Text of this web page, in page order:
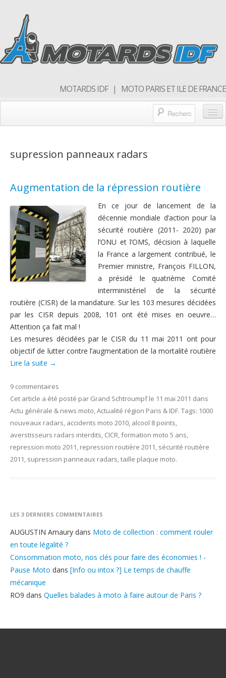
MOTARDS IDF | MOTO PARIS ET ILE DE FRANCE
Forum
Qui sommes nous
Rejoins nous
Nous contacter
supression panneaux radars
Augmentation de la répression routière
En ce jour de lancement de la
décennie mondiale d’action pour la
sécurité routière (2011- 2020) par
l’ONU et l’OMS, décision à laquelle
la France a largement contribué, le
Premier ministre, François FILLON,
a présidé le quatrième Comité
interministériel de la sécurité
routière (CISR) de la mandature. Sur les 103 mesures décidées
par les CISR depuis 2008, 101 ont été mises en oeuvre…
Attention ça fait mal !
Les mesures décidées par le CISR du 11 mai 2011 ont pour
objectif de lutter contre l’augmentation de la mortalité routière
Lire la suite →
9 commentaires
Cet article a été posté par Grand Schtroumpfle 11 mai 2011 dans
Actu générale & news moto,Actualité région Paris & IDF. Tags: 1000
nouveaux radars, accidents moto 2010, alcool 8 points,
averstisseurs radars interdits, CICR,formation moto 5 ans,
repression moto 2011, repression routière 2011, sécurité routière
2011, supression panneaux radars,taille plaque moto.
LES 3 DERNIERS COMMENTAIRES
AUGUSTIN Amaury dans Moto de collection : comment rouler
en toute légalité ?
Consommation moto, nos clés pour faire des économies ! -
Pause Moto dans [Info ou intox ?] Le temps de chauffe
mécanique
RO9 dans Quelles balades à moto à faire autour de Paris ?